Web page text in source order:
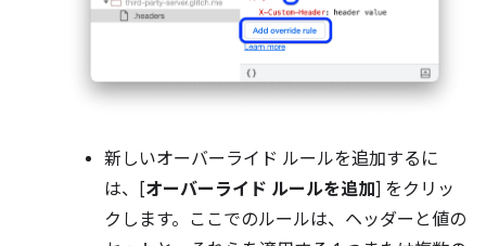
新しいオーバーライド ルールを追加するに
は、[オーバーライド ルールを追加] をクリッ
クします。ここでのルールは、ヘッダーと値の